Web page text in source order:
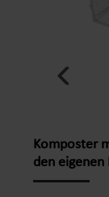
Komposter
den eigenen